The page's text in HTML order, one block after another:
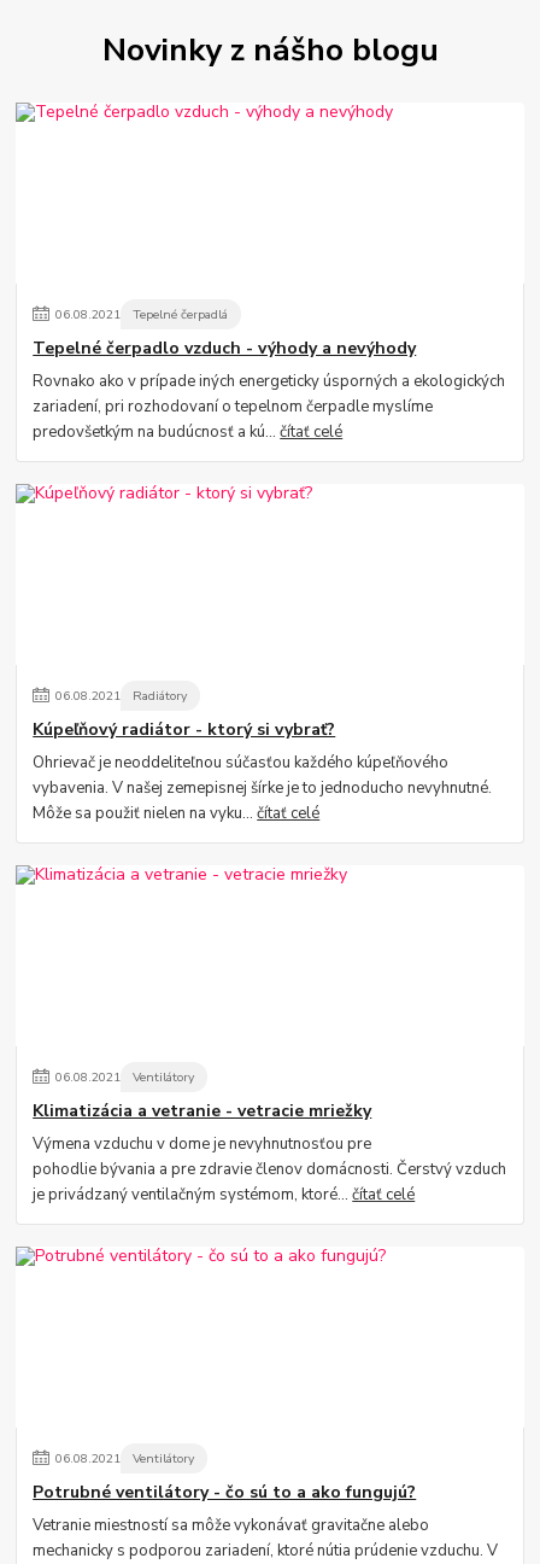
Novinky z nášho blogu
06.08.2021 Tepelné čerpadlá
Tepelné čerpadlo vzduch - výhody a nevýhody
Rovnako ako v prípade iných energeticky úsporných a ekologických
zariadení, pri rozhodovaní o tepelnom čerpadle myslíme
predovšetkým na budúcnosť a kú...čítať celé
06.08.2021 Radiátory
Kúpeľňový radiátor - ktorý si vybrať?
Ohrievač je neoddeliteľnou súčasťou každého kúpeľňového
vybavenia. V našej zemepisnej šírke je to jednoducho nevyhnutné.
Môže sa použiť nielen na vyku...čítať celé
06.08.2021 Ventilátory
Klimatizácia a vetranie - vetracie mriežky
Výmena vzduchu v dome je nevyhnutnosťou pre
pohodlie bývania a pre zdravie členov domácnosti. Čerstvý vzduch
je privádzaný ventilačným systémom, ktoré...čítať celé
06.08.2021 Ventilátory
Potrubné ventilátory - čo sú to a ako fungujú?
Vetranie miestností sa môže vykonávať gravitačne alebo
mechanicky s podporou zariadení, ktoré nútia prúdenie vzduchu. V